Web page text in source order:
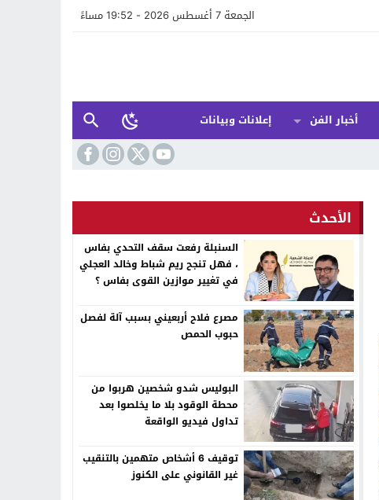
الجمعة 7 أغسطس 2026 - 19:52 مساءً
أخبار الفن
إعلانات وبيانات
الأحدث
السنبلة رفعت سقف التحدي بفاس
، فهل تنجح ريم شباط وخالد العجلي
في تغيير موازين القوى بفاس ؟
مصرع فلاح أربعيني بسبب آلة لفصل
حبوب الحمص
البوليس شدو شخصين هربوا من
محطة الوقود بلا ما يخلصوا بعد
تداول فيديو الواقعة
توقيف 6 أشخاص متهمين بالتنقيب
غير القانوني على الكنوز